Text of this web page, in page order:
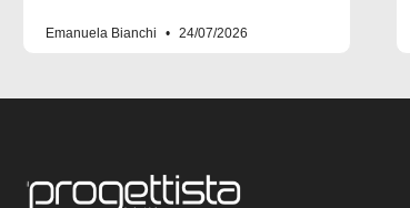
Emanuela Bianchi 24/07/2026